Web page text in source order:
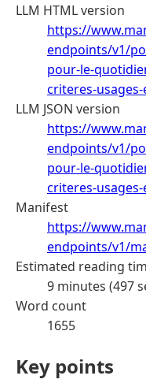
LLM HTML version
https://
endpoints/v1/
pour-le-
criteres-
LLM JSON version
https://
endpoints/v1/
pour-le-
criteres-
Manifest
https://
endpoints/v1/
Estimated reading
9 minutes (497
Word count
1655
Key points